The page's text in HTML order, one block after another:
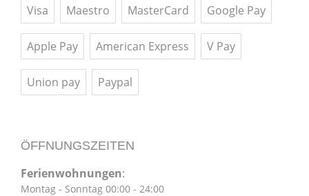
Visa Maestro MasterCard Google Pay
Apple Pay American Express V Pay
Union pay Paypal
ÖFFNUNGSZEITEN
Ferienwohnungen:
Montag - Sonntag 00:00 - 24:00